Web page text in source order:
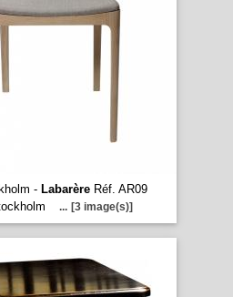
- LabarèreRéf. AR09
... [3 image(s)]